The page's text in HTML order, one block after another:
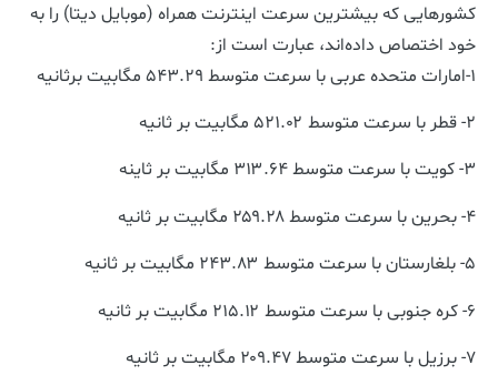
کشورهایی که بیشترین سرعت اینترنت همراه (موبایل دیتا) را به
خود اختصاص داده‌اند، عبارت است از:
۱-امارات متحده عربی با سرعت متوسط ۵۴۳.۲۹ مگابیت برثانیه
۲- قطر با سرعت متوسط ۵۲۱.۰۲ مگابیت بر ثانیه
۳- کویت با سرعت متوسط ۳۱۳.۶۴ مگابیت بر ثاینه
۴- بحرین با سرعت متوسط ۲۵۹.۲۸ مگابیت بر ثانیه
۵- بلغارستان با سرعت متوسط ۲۴۳.۸۳ مگابیت بر ثانیه
۶- کره جنوبی با سرعت متوسط ۲۱۵.۱۲ مگابیت بر ثانیه
۷- برزیل با سرعت متوسط ۲۰۹.۴۷ مگابیت بر ثانیه